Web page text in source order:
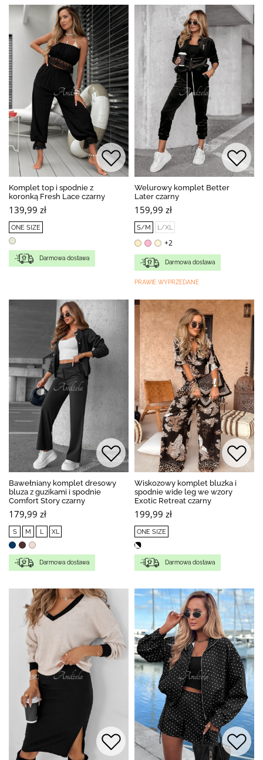
Komplet top i spodnie z
koronką Fresh Lace czarny
139,99 zł
ONE SIZE
Darmowa dostawa
Welurowy komplet Better
Later czarny
159,99 zł
S/M L/XL
+2
Darmowa dostawa
PRAWIE WYPRZEDANE
Bawełniany komplet dresowy
bluza z guzikami i spodnie
Comfort Story czarny
179,99 zł
S M L XL
Darmowa dostawa
Wiskozowy komplet bluzka i
spodnie wide leg we wzory
Exotic Retreat czarny
199,99 zł
ONE SIZE
Darmowa dostawa